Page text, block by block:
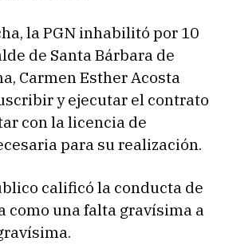
la PGN inhabilitó por 10
de Santa Bárbara de
Carmen Esther Acosta
y ejecutar el contrato
con la licencia de
para su realización.
calificó la conducta de
como una falta gravísima a